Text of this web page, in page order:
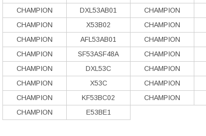
CHAMPION
DXL53AB01 CHAMPION
CHAMPION
X53B02 CHAMPION
CHAMPION
AFL53AB01 CHAMPION
CHAMPION
SF53ASF48A CHAMPION
CHAMPION
DXL53C CHAMPION
CHAMPION
X53C CHAMPION
CHAMPION
KF53BC02 CHAMPION
CHAMPION
E53BE1